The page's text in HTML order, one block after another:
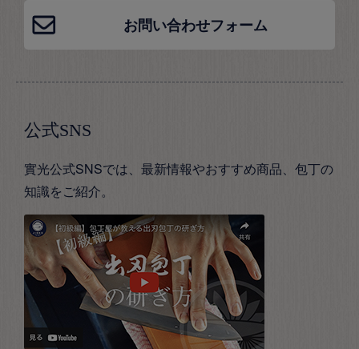
お問い合わせフォーム
公式SNS
實光公式SNSでは、最新情報やおすすめ商品、包丁の
知識をご紹介。